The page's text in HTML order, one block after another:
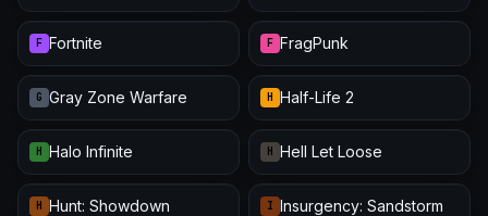
F Fortnite F FragPunk
G Gray Zone Warfare H Half-Life 2
H Halo Infinite H Hell Let Loose
H Hunt: Showdown I Insurgency: Sandstorm